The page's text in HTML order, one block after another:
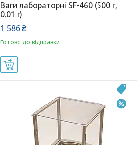
Ваги лабораторні SF-460 (500 г,
0.01 г)
1 586 ₴
Готово до відправки